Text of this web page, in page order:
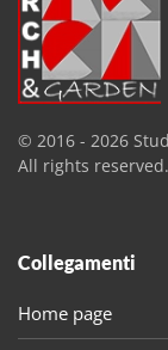
© 2016 - 2026
All rights
Collegamenti
Home page